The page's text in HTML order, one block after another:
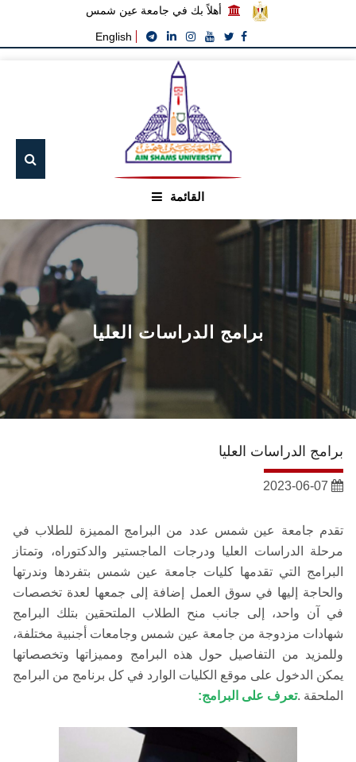
أهلاً بك في جامعة عين شمس
English
القائمة
الرئيسيـة
عن الجامعة
القطاعـات
الشئون الأكاديمية
البحث العلمي
الأنظمة الذكية
الإعلام
تواصل معنا
الطلاب
برامج الدراسات العليا
برامج الدراسات العليا
تقدم جامعة عين شمس عدد من البرامج المميزة للطلاب في
مرحلة الدراسات العليا ودرجات الماجستير والدكتوراه، وتمتاز
البرامج التي تقدمها كليات جامعة عين شمس بتفردها وندرتها
والحاجة إليها في سوق العمل إضافة إلى جمعها لعدة تخصصات
في آن واحد، إلى جانب منح الطلاب الملتحقين بتلك البرامج
شهادات مزدوجة من جامعة عين شمس وجامعات أجنبية مختلفة،
وللمزيد من التفاصيل حول هذه البرامج ومميزاتها وتخصصاتها
يمكن الدخول على موقع الكليات الوارد في كل برنامج من البرامج
الملحقة .تعرف على البرامج: